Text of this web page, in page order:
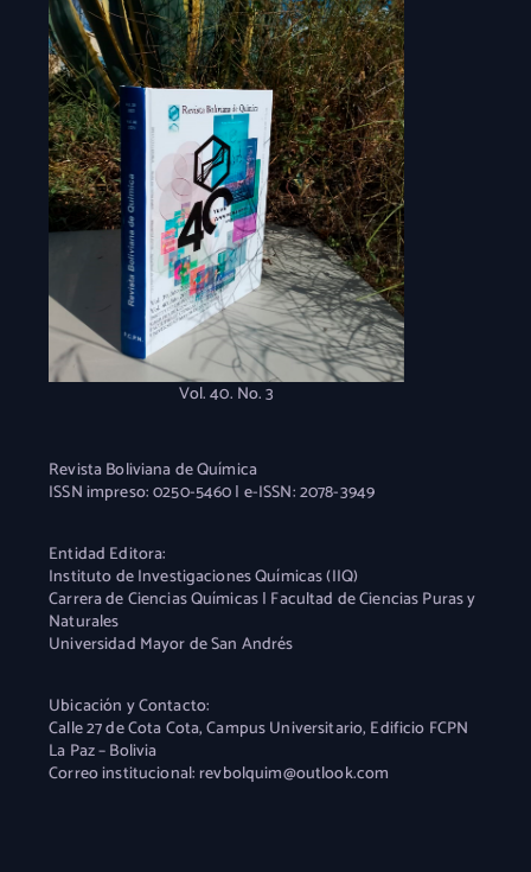
Vol. 40. No. 3
Revista Boliviana de Química
ISSN impreso: 0250-5460 | e-ISSN: 2078-3949
Entidad Editora:
Instituto de Investigaciones Químicas (IIQ)
Carrera de Ciencias Químicas | Facultad de Ciencias Puras y
Naturales
Universidad Mayor de San Andrés
Ubicación y Contacto:
Calle 27 de Cota Cota, Campus Universitario, Edificio FCPN
La Paz – Bolivia
Correo institucional: revbolquim@outlook.com